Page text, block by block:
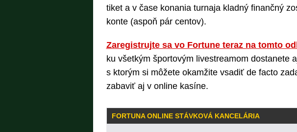
tiket a v čase konania turnaja kladný finančný
konte (aspoň pár centov).
Zaregistrujte sa vo Fortune teraz na tomto
ku všetkým športovým livestreamom dostanete
s ktorým si môžete okamžite vsadiť de facto
zabaviť aj v online kasíne.
FORTUNA ONLINE STÁVKOVÁ KANCELÁRIA